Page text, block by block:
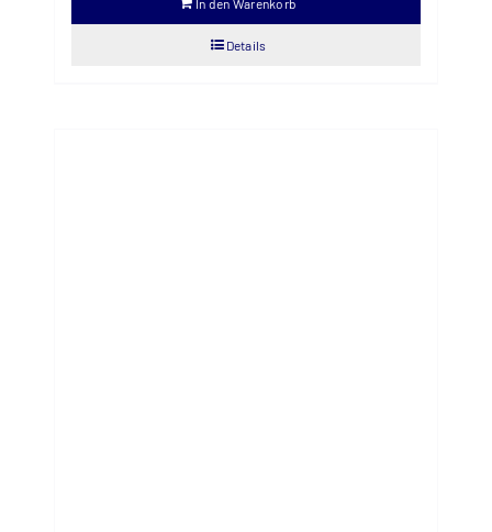
In den Warenkorb
Details